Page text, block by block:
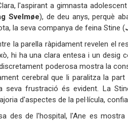
l'aspirant a gimnasta
Svelmøe), de deu anys, perquè
la seva companya de feina Stine (
la parella ràpidament revelen el
hi ha una clara entesa i un desig
poderosa mostra la
cerebral que li paralitza la
seva frustració és evident. La
d'aspectes de la pel·lícula,
des de l'hospital, l'Ane es